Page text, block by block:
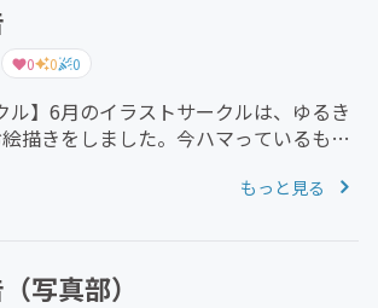
0 0 0
ル】6月のイラストサークルは、ゆるき
描きをしました。今ハマっているもの
以前よりも、顔だけでなく全身まで描
もっと見る
写真部）